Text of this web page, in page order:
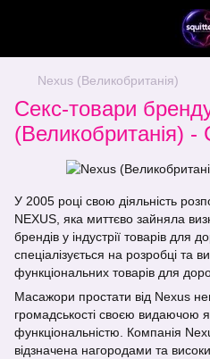
Nexus (Великобританія)
Секс-товари
(Великобританія) -
У 2005 році свою діяльність
NEXUS, яка миттєво зайняла
брендів у індустрії товарів для
спеціалізується на розробці та
функціональних товарів для
Масажори простати від Nexus
громадськості своєю видаючою
функціональністю. Компанія
відзначена нагородами та